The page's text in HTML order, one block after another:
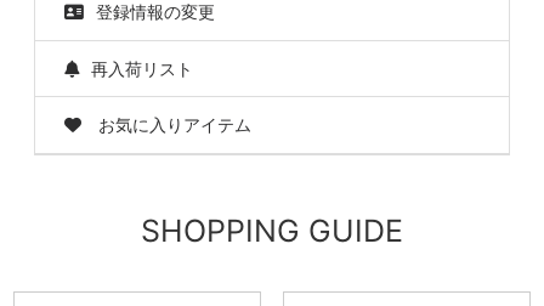
登録情報の変更
再入荷リスト
お気に入りアイテム
SHOPPING GUIDE